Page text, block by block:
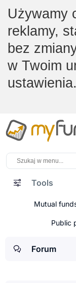
Używamy
reklamy,
bez
w Twoim
Tools
Mutual
Public
Forum